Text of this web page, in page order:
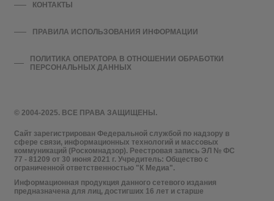
© 2004-2025. ВСЕ ПРАВА ЗАЩИЩЕНЫ.
Сайт зарегистрирован Федеральной службой по надзору в
сфере связи, информационных технологий и массовых
коммуникаций (Роскомнадзор). Реестровая запись ЭЛ № ФС
77 - 81209 от 30 июня 2021 г. Учредитель: Общество с
ограниченной ответственностью "К Медиа".
Информационная продукция данного сетевого издания
предназначена для лиц, достигших 16 лет и старше
КОНТАКТЫ
ПРАВИЛА ИСПОЛЬЗОВАНИЯ ИНФОРМАЦИИ
ПОЛИТИКА ОПЕРАТОРА В ОТНОШЕНИИ ОБРАБОТКИ
ПЕРСОНАЛЬНЫХ ДАННЫХ